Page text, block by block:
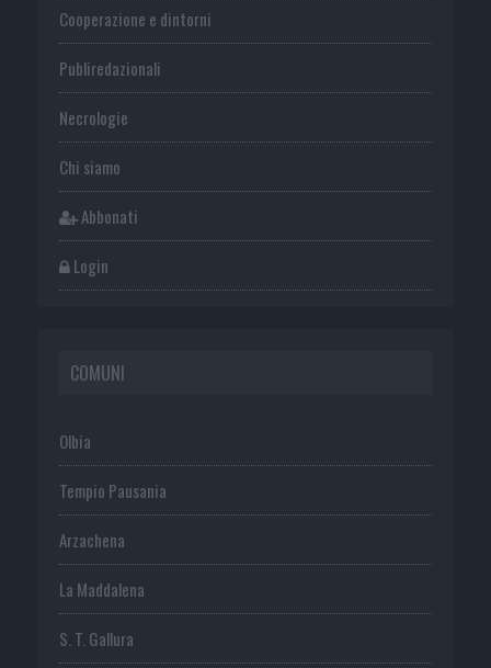
Cooperazione e dintorni
Publiredazionali
Necrologie
Chi siamo
Abbonati
Login
COMUNI
Olbia
Tempio Pausania
Arzachena
La Maddalena
S. T. Gallura